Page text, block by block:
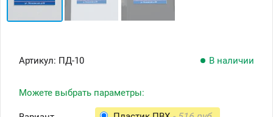
Артикул: ПД-10 В наличии
Можете выбрать параметры: